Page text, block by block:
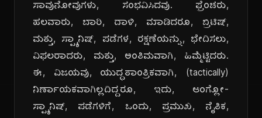
ಸಾವುನೋವುಗಳು, ಸಂಭವಿಸಿದವು. ಫ್ರೆಂಚರು,
ಹಲವಾರು, ಬಾರಿ, ದಾಳಿ, ಮಾಡಿದರೂ, ಬ್ರಿಟಿಷ್,
ಮತ್ತು, ಸ್ಪ್ಯಾನಿಷ್, ಪಡೆಗಳ, ರಕ್ಷಣೆಯನ್ನು, ಭೇದಿಸಲು,
ವಿಫಲರಾದರು, ಮತ್ತು, ಅಂತಿಮವಾಗಿ, ಹಿಮ್ಮೆಟ್ಟಿದರು.
ಈ, ವಿಜಯವು, ಯುದ್ಧತಾಂತ್ರಿಕವಾಗಿ, (tactically)
ನಿರ್ಣಾಯಕವಾಗಿಲ್ಲದಿದ್ದರೂ, ಇದು, ಆಂಗ್ಲೋ-
ಸ್ಪ್ಯಾನಿಷ್, ಪಡೆಗಳಿಗೆ, ಒಂದು, ಪ್ರಮುಖ, ನೈತಿಕ,